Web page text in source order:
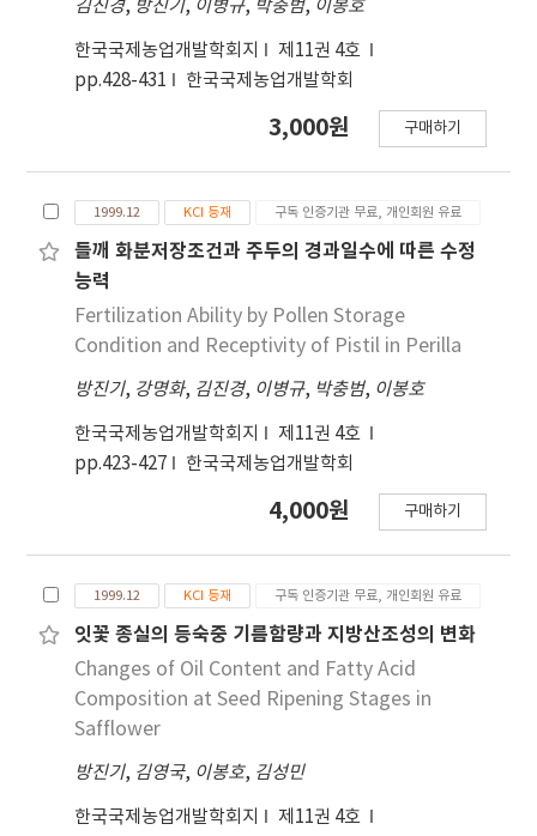
김진경, 방진기, 이병규, 박충범, 이봉호
한국국제농업개발학회지
제11권 4호
pp.428-431
한국국제농업개발학회
3,000원 구매하기
1999.12 KCI 등재 구독 인증기관 무료, 개인회원 유료
들깨 화분저장조건과 주두의 경과일수에 따른 수정
능력
Fertilization Ability by Pollen Storage
Condition and Receptivity of Pistil in Perilla
방진기, 강명화, 김진경, 이병규, 박충범, 이봉호
한국국제농업개발학회지
제11권 4호
pp.423-427
한국국제농업개발학회
4,000원 구매하기
1999.12 KCI 등재 구독 인증기관 무료, 개인회원 유료
잇꽃 종실의 등숙중 기름함량과 지방산조성의 변화
Changes of Oil Content and Fatty Acid
Composition at Seed Ripening Stages in
Safflower
방진기, 김영국, 이봉호, 김성민
한국국제농업개발학회지
제11권 4호